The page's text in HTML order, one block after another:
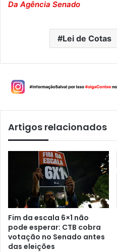
Da Agência Senado
Lei de Cotas
Artigos relacionados
Fim da escala 6×1 não
pode esperar: CTB cobra
votação no Senado antes
das eleições